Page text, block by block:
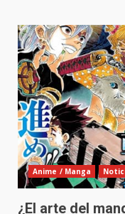
Anime / Manga
¿El arte del